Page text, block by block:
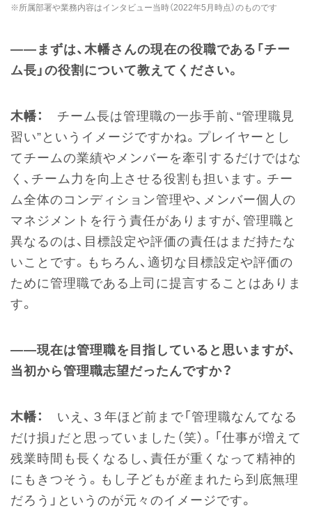
※所属部署や業務内容はインタビュー当時（2022年5月時点）のものです
――まずは、木幡さんの現在の役職である「チー
ム長」の役割について教えてください。
木幡：
チーム長は管理職の一歩手前、“管理職見
習い”というイメージですかね。プレイヤーとし
てチームの業績やメンバーを牽引するだけではな
く、チーム力を向上させる役割も担います。チー
ム全体のコンディション管理や、メンバー個人の
マネジメントを行う責任がありますが、管理職と
異なるのは、目標設定や評価の責任はまだ持たな
いことです。もちろん、適切な目標設定や評価の
ために管理職である上司に提言することはありま
す。
――現在は管理職を目指していると思いますが、
当初から管理職志望だったんですか？
木幡：
いえ、３年ほど前まで「管理職なんてなる
だけ損」だと思っていました（笑）。「仕事が増えて
残業時間も長くなるし、責任が重くなって精神的
にもきつそう。もし子どもが産まれたら到底無理
だろう」というのが元々のイメージです。